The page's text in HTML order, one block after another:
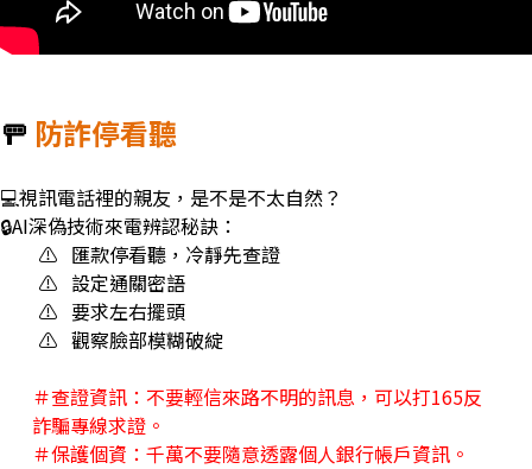
🚥 防詐停看聽
💻視訊電話裡的親友，是不是不太自然？
🔒AI深偽技術來電辨認秘訣：
⚠️ 匯款停看聽，冷靜先查證
⚠️ 設定通關密語
⚠️ 要求左右擺頭
⚠️ 觀察臉部模糊破綻
＃查證資訊：不要輕信來路不明的訊息，可以打165反
詐騙專線求證。
＃保護個資：千萬不要隨意透露個人銀行帳戶資訊。